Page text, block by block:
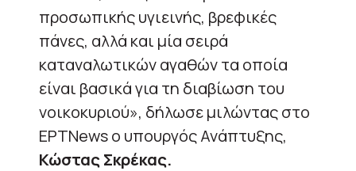
προσωπικής υγιεινής, βρεφικές
πάνες, αλλά και μία σειρά
καταναλωτικών αγαθών τα οποία
είναι βασικά για τη διαβίωση του
νοικοκυριού», δήλωσε μιλώντας στo
ΕΡΤNews ο υπουργός Ανάπτυξης,
Κώστας Σκρέκας.